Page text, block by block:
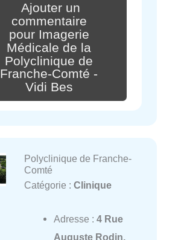
Ajouter un
commentaire
pour Imagerie
Médicale de la
Polyclinique de
Franche-Comté -
Vidi Bes
Polyclinique de Franche-
Comté
Catégorie : Clinique
Adresse : 4 Rue
Auguste Rodin,